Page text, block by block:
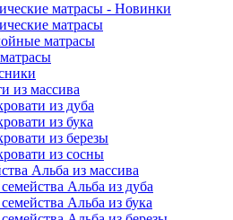
матрасы - Новинки
матрасы
матрасы
из массива
из дуба
из бука
из березы
из сосны
Альба из массива
Альба из дуба
Альба из бука